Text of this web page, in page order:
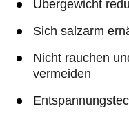
Übergewicht
Sich salzarm
Nicht rauchen
vermeiden